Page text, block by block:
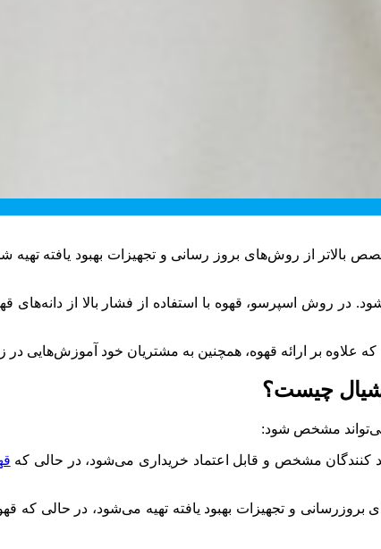
از روش‌های بروز رسانی و تجهیزات بهبود یافته تهیه
در روش اسپرسو، قهوه با استفاده از فشار بالا از
بر ارائه قهوه، همچنین به مشتریان خود آموزش‌هایی در
چیست؟
مشخص شود:
کنندگان مشخص و قابل اعتماد خریداری می‌شود، در حالی که
و تجهیزات بهبود یافته تهیه می‌شود، در حالی که